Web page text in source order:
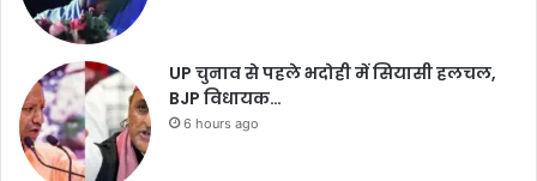
UP चुनाव से पहले भदोही में सियासी हलचल,
BJP विधायक…
6 hours ago